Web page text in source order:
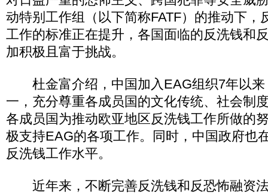
动特别工作组（以下简称FATF）的推动下，
工作的标准正在提升，各国面临的反洗钱和
加积极且富于挑战。
杜金富介绍，中国加入EAG组织7年以来
一，充分尊重各成员国的文化传统、社会制
各成员国为推动欧亚地区反洗钱工作所做的
极支持EAG的各项工作。同时，中国政府也
反洗钱工作水平。
近年来，不断完善反洗钱和反恐怖融资